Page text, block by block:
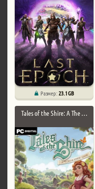
7
Размер:23.1 GB
Tales of the Shire: A The …